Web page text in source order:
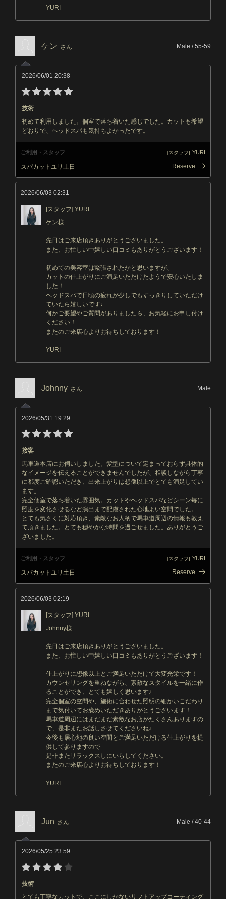
YURI
ケン さん Male / 55-59
2026/06/01 20:38
技術
初めて利用しました。個室で落ち着いた感じでした。カットも希望
どおりで、ヘッドスパも気持ちよかったです。
ご利用・スタッフ [スタッフ] YURI
スパカットユリ土日 Reserve
2026/06/03 02:31
[スタッフ] YURI
ケン様
先日はご来店頂きありがとうございました。
また、お忙しい中嬉しい口コミもありがとうございます！
初めての美容室は緊張されたかと思いますが、
カットの仕上がりにご満足いただけたようで安心いたしま
した！
ヘッドスパで日頃の疲れが少しでもすっきりしていただけ
ていたら嬉しいです♩
何かご要望やご質問がありましたら、お気軽にお申し付け
ください！
またのご来店心よりお待ちしております！
YURI
Johnny さん Male
2026/05/31 19:29
接客
馬車道本店にお伺いしました。髪型について定まっておらず具体的
なイメージを伝えることができませんでしたが、相談しながら丁寧
に都度ご確認いただき、出来上がりは想像以上でとても満足してい
ます。
完全個室で落ち着いた雰囲気。カットやヘッドスパなどシーン毎に
照度を変化させるなど演出まで配慮された心地よい空間でした。
とても気さくに対応頂き、素敵なお人柄で馬車道周辺の情報も教え
て頂きました。とても穏やかな時間を過ごせました。ありがとうご
ざいました。
ご利用・スタッフ [スタッフ] YURI
スパカットユリ土日 Reserve
2026/06/03 02:19
[スタッフ] YURI
Johnny様
先日はご来店頂きありがとうございました。
また、お忙しい中嬉しい口コミもありがとうございます！
仕上がりに想像以上とご満足いただけて大変光栄です！
カウンセリングを重ねながら、素敵なスタイルを一緒に作
ることができ、とても嬉しく思います♩
完全個室の空間や、施術に合わせた照明の細かいこだわり
まで気付いてお褒めいただきありがとうございます！
馬車道周辺にはまだまだ素敵なお店がたくさんありますの
で、是非またお話しさせてくださいね♩
今後も居心地の良い空間とご満足いただける仕上がりを提
供して参りますので
是非またリラックスしにいらしてください。
またのご来店心よりお待ちしております！
YURI
Jun さん Male / 40-44
2026/05/25 23:59
技術
とても丁寧なカットで、ここにしかないリフトアップコーティング